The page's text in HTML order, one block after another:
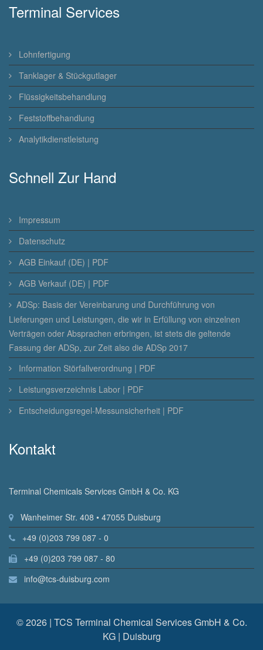
Terminal Services
Lohnfertigung
Tanklager & Stückgutlager
Flüssigkeitsbehandlung
Feststoffbehandlung
Analytikdienstleistung
Schnell Zur Hand
Impressum
Datenschutz
AGB Einkauf (DE) | PDF
AGB Verkauf (DE) | PDF
ADSp: Basis der Vereinbarung und Durchführung von
Lieferungen und Leistungen, die wir in Erfüllung von einzelnen
Verträgen oder Absprachen erbringen, ist stets die geltende
Fassung der ADSp, zur Zeit also die ADSp 2017
Information Störfallverordnung | PDF
Leistungsverzeichnis Labor | PDF
Entscheidungsregel-Messunsicherheit | PDF
Kontakt
Terminal Chemicals Services GmbH & Co. KG
Wanheimer Str. 408 • 47055 Duisburg
+49 (0)203 799 087 - 0
+49 (0)203 799 087 - 80
info@tcs-duisburg.com
© 2026 | TCS Terminal Chemical Services GmbH & Co.
KG | Duisburg